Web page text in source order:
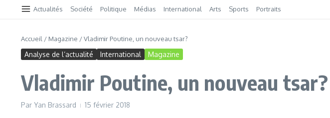
Actualités Société Politique Médias International Arts Sports Portraits
Accueil / Magazine /Vladimir Poutine, un nouveau tsar?
Analyse de l’actualité International Magazine
Vladimir Poutine, un nouveau tsar?
Par Yan Brassard 15 février 2018